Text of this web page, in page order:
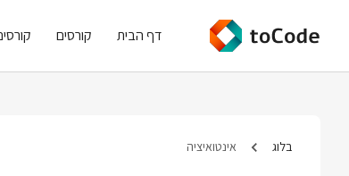
דף הבית קורסים
בלוג אינטואיציה